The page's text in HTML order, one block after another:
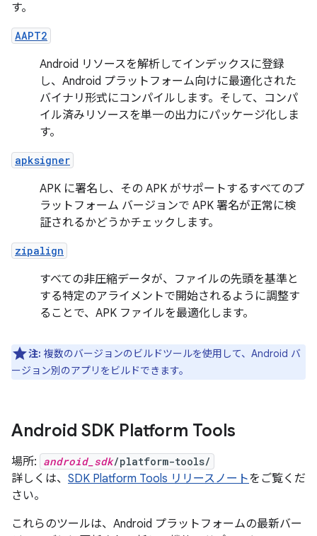
す。
AAPT2
Android リソースを解析してインデックスに登録
し、Android プラットフォーム向けに最適化された
バイナリ形式にコンパイルします。そして、コンパ
イル済みリソースを単一の出力にパッケージ化しま
す。
apksigner
APK に署名し、その APK がサポートするすべてのプ
ラットフォーム バージョンで APK 署名が正常に検
証されるかどうかチェックします。
zipalign
すべての非圧縮データが、ファイルの先頭を基準と
する特定のアライメントで開始されるように調整す
ることで、APK ファイルを最適化します。
注: 複数のバージョンのビルドツールを使用して、Android バ
ージョン別のアプリをビルドできます。
Android SDK Platform Tools
場所: android_sdk/platform-tools/
詳しくは、 SDK Platform Tools リリースノートをご覧くだ
さい。
これらのツールは、Android プラットフォームの最新バー